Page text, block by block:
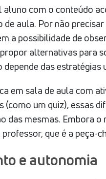
com o conteúdo
aula. Por não
a possibilidade de
alternativas para
das estratégias
em sala de aula com
um quiz), essas
das mesmas. Embora
que é a peça-
e autonomia